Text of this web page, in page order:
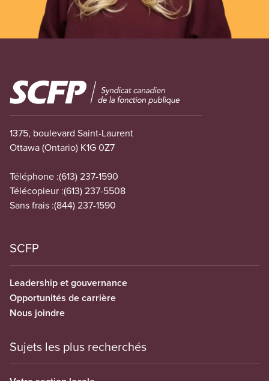
Image
1375, boulevard Saint-Laurent
Ottawa (Ontario) K1G 0Z7
Téléphone :(613) 237-1590
Télécopieur :(613) 237-5508
Sans frais :(844) 237-1590
SCFP
Leadership et gouvernance
Opportunités de carrière
Nous joindre
Sujets les plus recherchés